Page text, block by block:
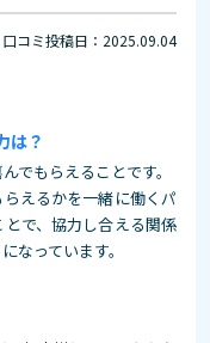
口コミ投稿日：2025.09.04
は？
でもらえることです。
えるかを一緒に働くパ
で、協力し合える関係
なっています。